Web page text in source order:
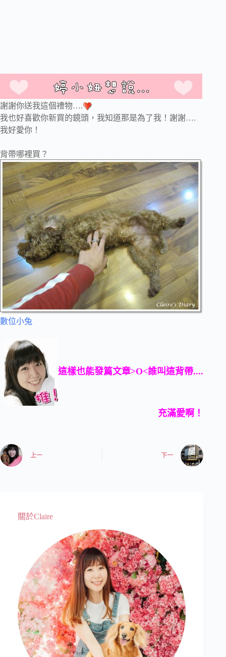
謝謝你送我這個禮物….
我也好喜歡你新買的鏡頭，我知道那是為了我！謝謝….
我好愛你！
背帶哪裡買？
數位小兔
這樣也能發篇文章>O<誰叫這背帶....
充滿愛啊！
上一 下一
關於Claire